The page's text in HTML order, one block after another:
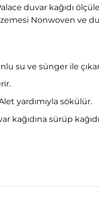
duvar kağıdı
Nonwoven ve
su ve sünger ile
yardımıyla sökülür.
kağıdına sürüp